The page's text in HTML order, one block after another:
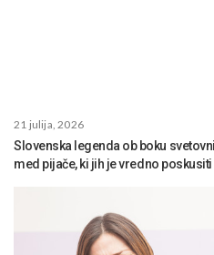
21 julija, 2026
Slovenska legenda ob boku
med pijače, ki jih je vredno poskusiti